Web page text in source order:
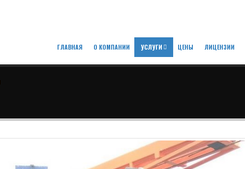
ГЛАВНАЯ О КОМПАНИИ УСЛУГИ ЦЕНЫ ЛИЦЕНЗИИ